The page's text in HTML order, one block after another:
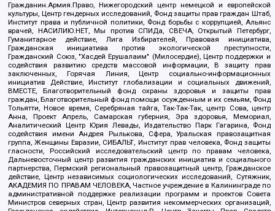
Гражданин.Армия.Право, Нижегородский центр немецкой и европейской
культуры, Центр гендерных исследований, Фонд защиты прав граждан Штаб,
Институт права и публичной политики, Фонд борьбы с коррупцией, Альянс
врачей, НАСИЛИЮ.НЕТ, Мы против СПИДа, СВЕЧА, Открытый Петербург,
Гуманитарное действие, Лига Избирателей, Правовая инициатива,
Гражданская инициатива против экологической преступности,
Гражданский Союз, "Хасдей Ерушалаим" (Милосердие), Центр поддержки и
содействия развитию средств массовой информации, В защиту прав
заключенных, Горячая Линия, Центр социально-информационных
инициатив Действие, Институт глобализации и социальных движений,
ВМЕСТЕ, Благотворительный фонд охраны здоровья и защиты прав
граждан, Благотворительный фонд помощи осужденным и их семьям, Фонд
Тольятти, Новое время, Серебряная тайга, Так-Так-Так, центр Сова, центр
Анна, Проект Апрель, Самарская губерния, Эра здоровья, Мемориал,
Аналитический Центр Юрия Левады, Издательство Парк Гагарина, Фонд
содействия имени Андрея Рылькова, Сфера, Уральская правозащитная
группа, Женщины Евразии, СИБАЛЬТ, Институт прав человека, Фонд защиты
гласности, Российский исследовательский центр по правам человека,
Дальневосточный центр развития гражданских инициатив и социального
партнерства, Пермский региональный правозащитный центр, Гражданское
действие, Центр независимых социологических исследований, Сутяжник,
АКАДЕМИЯ ПО ПРАВАМ ЧЕЛОВЕКА, Частное учреждение в Калининграде по
административной поддержке реализации программ и проектов Совета
Министров северных стран, Центр развития некоммерческих организаций,